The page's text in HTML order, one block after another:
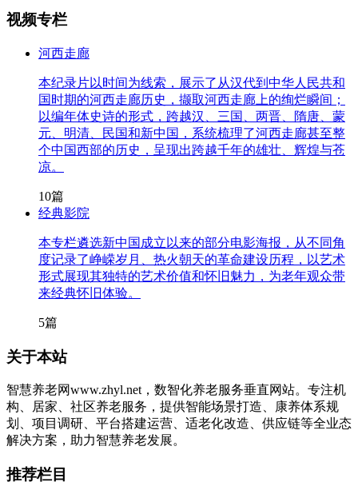
视频专栏
河西走廊
本纪录片以时间为线索，展示了从汉代到中华人民共和
国时期的河西走廊历史，撷取河西走廊上的绚烂瞬间；
以编年体史诗的形式，跨越汉、三国、两晋、隋唐、蒙
元、明清、民国和新中国，系统梳理了河西走廊甚至整
个中国西部的历史，呈现出跨越千年的雄壮、辉煌与苍
凉。
10篇
经典影院
本专栏遴选新中国成立以来的部分电影海报，从不同角
度记录了峥嵘岁月、热火朝天的革命建设历程，以艺术
形式展现其独特的艺术价值和怀旧魅力，为老年观众带
来经典怀旧体验。
5篇
关于本站
智慧养老网www.zhyl.net，数智化养老服务垂直网站。专注机
构、居家、社区养老服务，提供智能场景打造、康养体系规
划、项目调研、平台搭建运营、适老化改造、供应链等全业态
解决方案，助力智慧养老发展。
推荐栏目